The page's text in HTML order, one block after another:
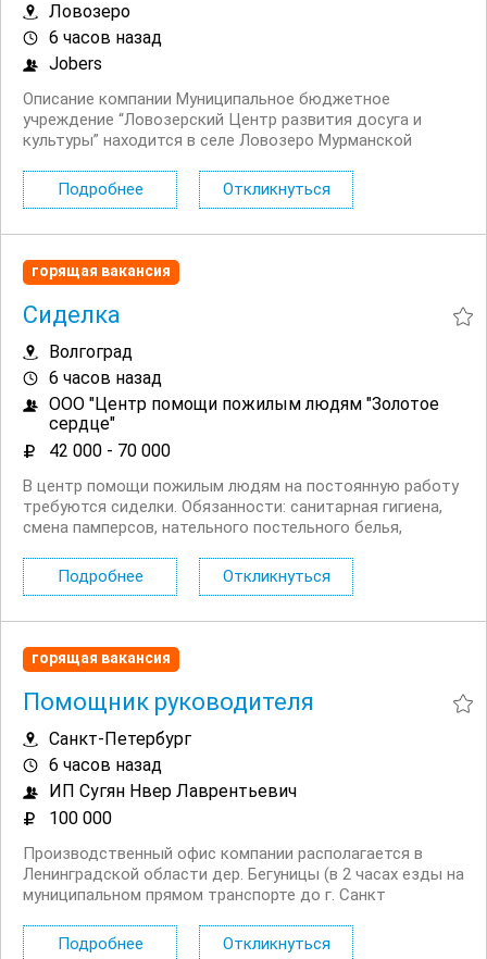
Ловозеро
6 часов назад
Jobers
Описание компании Муниципальное бюджетное
учреждение “Ловозерский Центр развития досуга и
культуры” находится в селе Ловозеро Мурманской
котором сохраняют и развивают традиции народного
Севера. Ловозерский црдк активно...
Подробнее Откликнуться
горящая вакансия
Сиделка
Волгоград
6 часов назад
ООО "Центр помощи пожилым людям "Золотое
сердце"
42 000 - 70 000
В центр помощи пожилым людям на постоянную работу
требуются сиделки. Обязанности: санитарная гигиена,
смена памперсов, нательного постельного белья,
бытовая помощь: приготовление пищи, кормление,
влажная уборка, стирка при наличии стиральной...
Подробнее Откликнуться
горящая вакансия
Помощник руководителя
Санкт-Петербург
6 часов назад
ИП Сугян Нвер Лаврентьевич
100 000
Производственный офис компании располагается в
Ленинградской области дер. Бегуницы (в 2 часах езды на
муниципальном прямом транспорте до г. Санкт
руководителя (календарь, встречи, напоминания)
Подробнее Откликнуться